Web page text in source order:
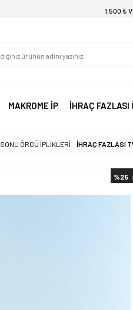
1.500 ₺
MAKROME İP İHRAÇ FAZLASI
ÖRGÜ İPLİKLERİ İHRAÇ FAZLASI
%25